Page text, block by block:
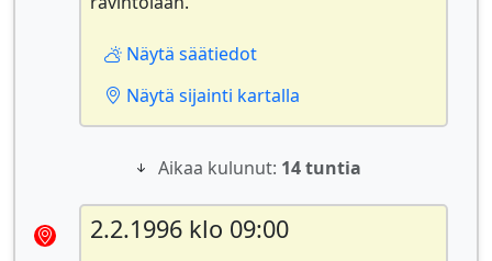
Näytä säätiedot
Näytä sijainti kartalla
Aikaa kulunut: 14 tuntia
2.2.1996 klo 09:00